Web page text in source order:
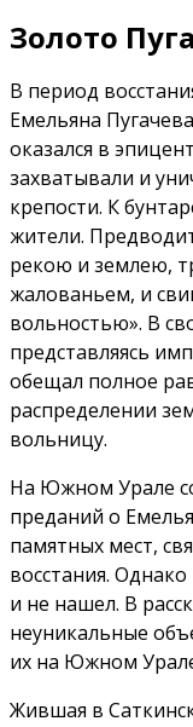
Золото
В период
Емельяна
оказался в
захватывали и
крепости. К
жители.
рекою и землею,
жалованьем, и
вольностью». В
представляясь
обещал полное
распределении
вольницу.
На Южном Урале
преданий о
памятных мест,
восстания.
и не нашел. В
неуникальные
их на Южном
Жившая в